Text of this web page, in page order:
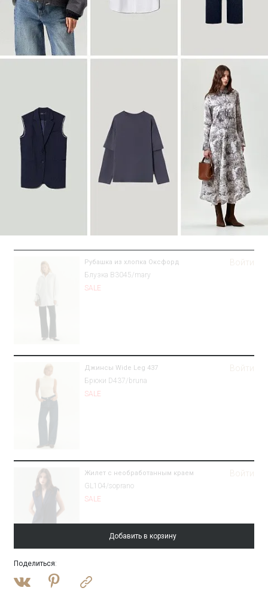
Войти
Рубашка из хлопка Оксфорд
Блузка B3045/mary
SALE
Войти
Джинсы Wide Leg 437
Брюки D437/bruna
SALE
Войти
Жилет с необработанным краем
GL104/soprano
SALE
Войти
Полупальто из шерсти с отстегивающимся
капюшоном
Добавить в корзину
Поделиться: